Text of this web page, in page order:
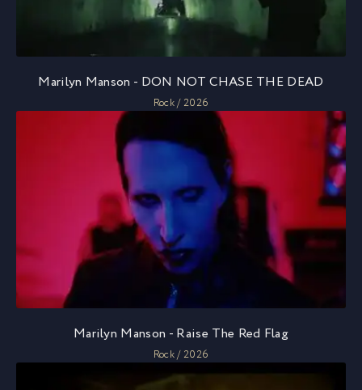
Marilyn Manson - DON NOT CHASE THE DEAD
Rock / 2026
Marilyn Manson - Raise The Red Flag
Rock / 2026